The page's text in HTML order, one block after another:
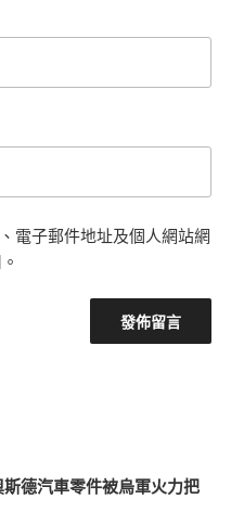
電子郵件地址及個人網站網
德汽車零件被烏軍火力把